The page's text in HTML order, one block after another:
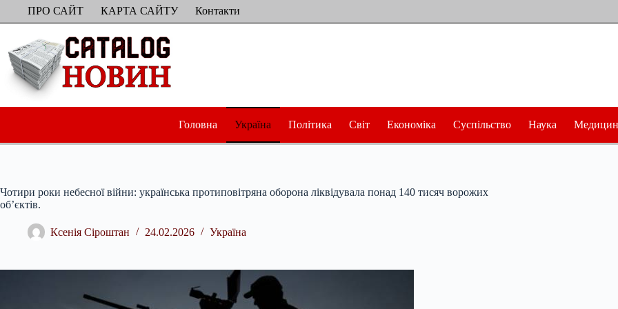
ПерейтиПРО САЙТ КАРТА САЙТУ Контакти
Головна Україна Політика Світ Економіка Суспільство Наука
Чотири роки небесної війни: українська протиповітряна оборона ліквідувала понад 140 тисяч ворожих
об’єктів.
Ксенія Сіроштан 24.02.2026 Україна